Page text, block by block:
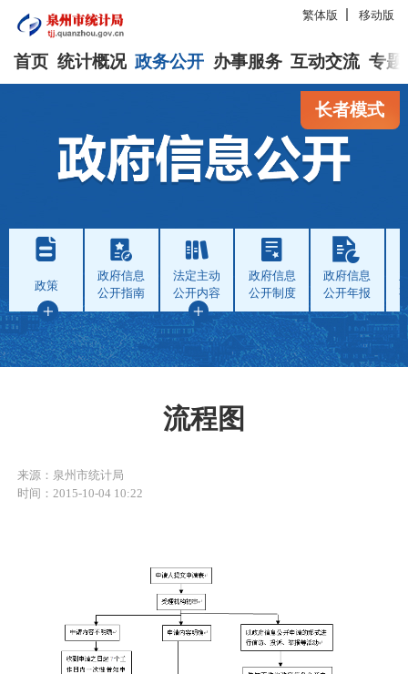
繁体版 移动版
首页 统计概况 政务公开 办事服务 互动交流 专题
长者模式
政策
政府信息
公开指南
法定主动
公开内容
政府信息
公开制度
政府信息
公开年报
流程图
来源：泉州市统计局
时间：2015-10-04 10:22